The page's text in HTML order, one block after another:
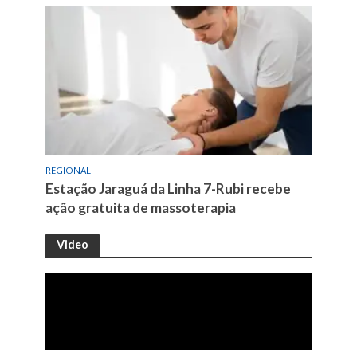
REGIONAL
Estação Jaraguá da Linha 7-Rubi recebe
ação gratuita de massoterapia
Video